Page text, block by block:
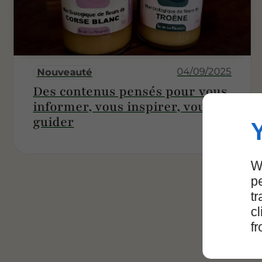
Nouveauté 04/09/2025
Des contenus pensés pour vous
informer, vous inspirer, vous
guider